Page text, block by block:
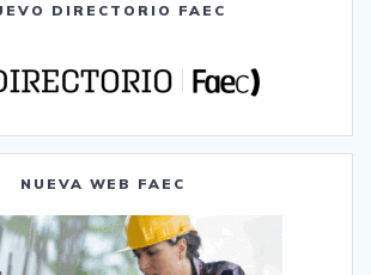
DIRECTORIO FAEC
NUEVA WEB FAEC